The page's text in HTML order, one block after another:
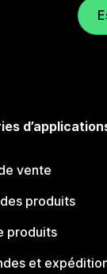
vente
produits
produits
et